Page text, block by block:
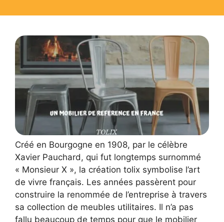
Créé en Bourgogne en 1908, par le célèbre
Xavier Pauchard, qui fut longtemps surnommé
« Monsieur X », la création tolix symbolise l’art
de vivre français. Les années passèrent pour
construire la renommée de l’entreprise à travers
sa collection de meubles utilitaires. Il n’a pas
fallu beaucoup de temps pour que le mobilier